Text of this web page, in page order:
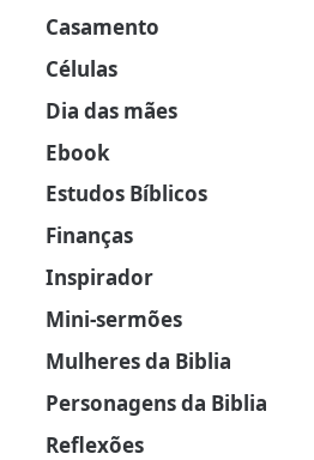
Casamento
Células
Dia das mães
Ebook
Estudos Bíblicos
Finanças
Inspirador
Mini-sermões
Mulheres da Biblia
Personagens da Biblia
Reflexões